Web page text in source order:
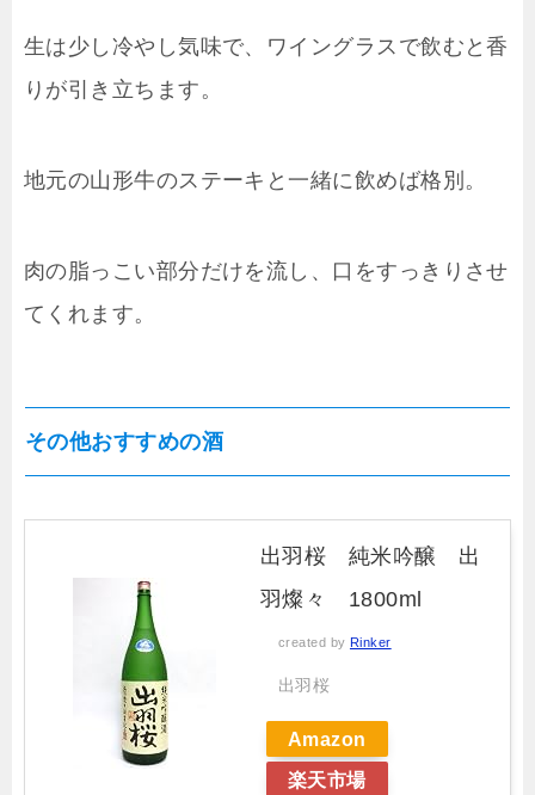
生は少し冷やし気味で、ワイングラスで飲むと香
りが引き立ちます。
地元の山形牛のステーキと一緒に飲めば格別。
肉の脂っこい部分だけを流し、口をすっきりさせ
てくれます。
その他おすすめの酒
出羽桜 純米吟醸 出
羽燦々 1800ml
created by Rinker
出羽桜
Amazon
楽天市場